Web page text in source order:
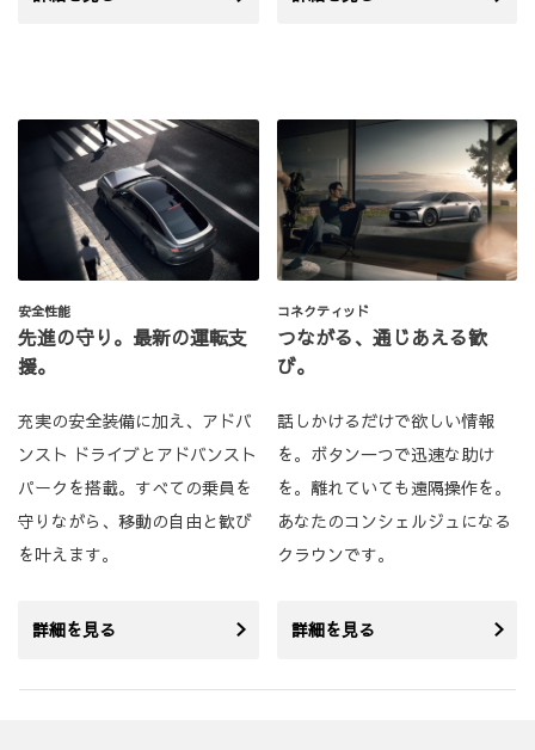
安全性能
先進の守り。最新の運転支
援。
充実の安全装備に加え、アドバ
ンスト ドライブとアドバンスト
パークを搭載。すべての乗員を
守りながら、移動の自由と歓び
を叶えます。
詳細を見る
コネクティッド
つながる、通じあえる歓
び。
話しかけるだけで欲しい情報
を。ボタン一つで迅速な助け
を。離れていても遠隔操作を。
あなたのコンシェルジュになる
クラウンです。
詳細を見る